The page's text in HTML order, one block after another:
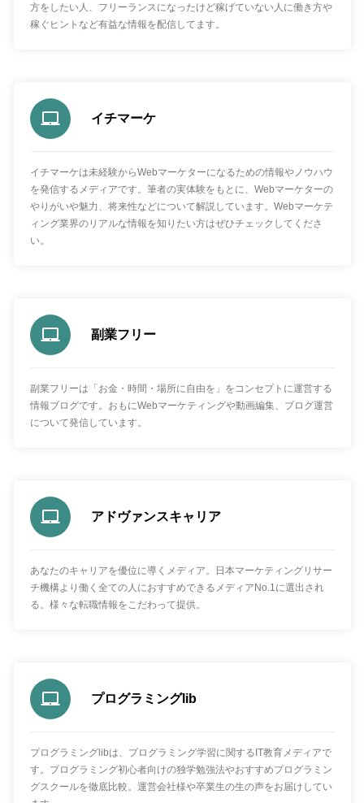
方をしたい人、フリーランスになったけど稼げていない人に働き方や
稼ぐヒントなど有益な情報を配信してます。
イチマーケ
イチマーケは未経験からWebマーケターになるための情報やノウハウ
を発信するメディアです。筆者の実体験をもとに、Webマーケターの
やりがいや魅力、将来性などについて解説しています。Webマーケテ
ィング業界のリアルな情報を知りたい方はぜひチェックしてくださ
い。
副業フリー
副業フリーは「お金・時間・場所に自由を」をコンセプトに運営する
情報ブログです。おもにWebマーケティングや動画編集、ブログ運営
について発信しています。
アドヴァンスキャリア
あなたのキャリアを優位に導くメディア。日本マーケティングリサー
チ機構より働く全ての人におすすめできるメディアNo.1に選出され
る。様々な転職情報をこだわって提供。
プログラミングlib
プログラミングlibは、プログラミング学習に関するIT教育メディアで
す。プログラミング初心者向けの独学勉強法やおすすめプログラミン
グスクールを徹底比較。運営会社様や卒業生の生の声をお届けしてい